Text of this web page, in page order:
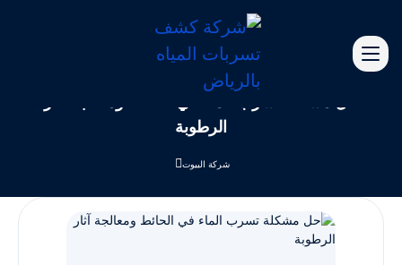
الرطوبة
شركة البيوت